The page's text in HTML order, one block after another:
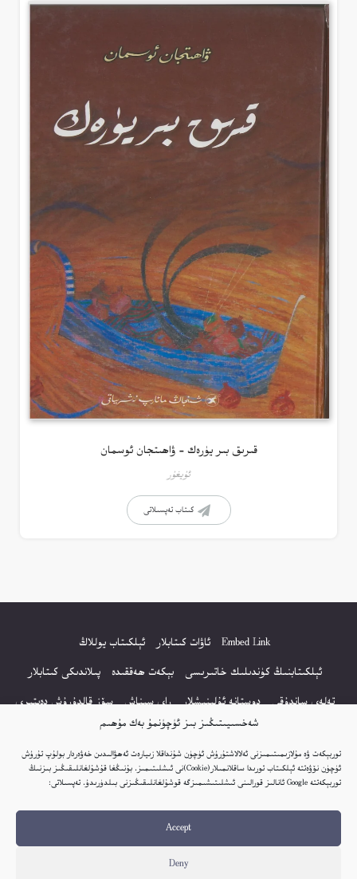
شەخسىيىتىڭىز بىز ئۈچۈنمۇ بەك مۇھىم
توربېكەت ۋە مۇلازىمىتىمىزنى ئەلالاشتۇرۇش ئۈچۈن شۇنداقلا زىيارەت ئەھۋالىدىن خەۋەردار بولۇپ تۇرۇش
ئۈچۈن نۆۋەتتە ئېلكىتاب تورىدا ساقلانمىلار(Cookie)نى ئىشلىتىمىز. بۇنىڭغا قۇشۇلغانلىقىڭىز بىزنىڭ
توربېكەتتە Google ئانالىز قورالىنى ئىشلىتىشىمىزگە قوشۇلغانلىقىڭىزنى بىلدۈرىدۇ. تەپسىلاتى:
Accept
Deny
قىرىق بىر يۈرەك – ۋاھىتجان ئوسمان
ئۇيغۇر
كىتاب تەپسىلاتى
Embed Link ئاۋات كىتابلار
ئېلكىتاب يوللاڭ
ئېلكىتابنىڭ كۈندىلىك خاتىرىسى
بېكەت ھەققىدە
پىلاندىكى كىتابلار
تەلەي ساندۇقى
دوستانە ئۇلىنىشلار راي سىناش
سۆز قالدۇرۇش دەپتىرى
كۆپ سورالغان سۇئاللار
كىتاب تىزىملىكى
مەخپىيەتلىك باياناتى
نەشىر ھوقۇقى باياناتى
© 2017-2026 تور بېكەتنىڭ بارلىق ھوقۇقى ئېلكىتاب تورى غا مەنسۇپ.
تور بېكەت ھەققىدە تەكلىپ - پىكىر بولسا، تۆۋەندىكى ئېلخەت ئارقىلىق بېكەت